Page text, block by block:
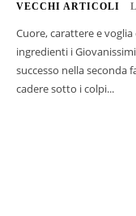
VECCHI ARTICOLI
Cuore, carattere e
ingredienti i
successo nella seconda
cadere sotto i colpi...